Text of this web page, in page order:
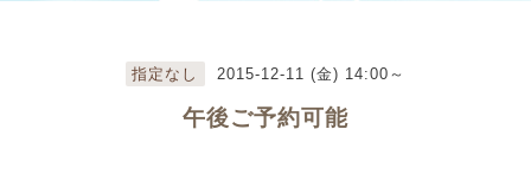
指定なし 2015-12-11 (金) 14:00～
午後ご予約可能